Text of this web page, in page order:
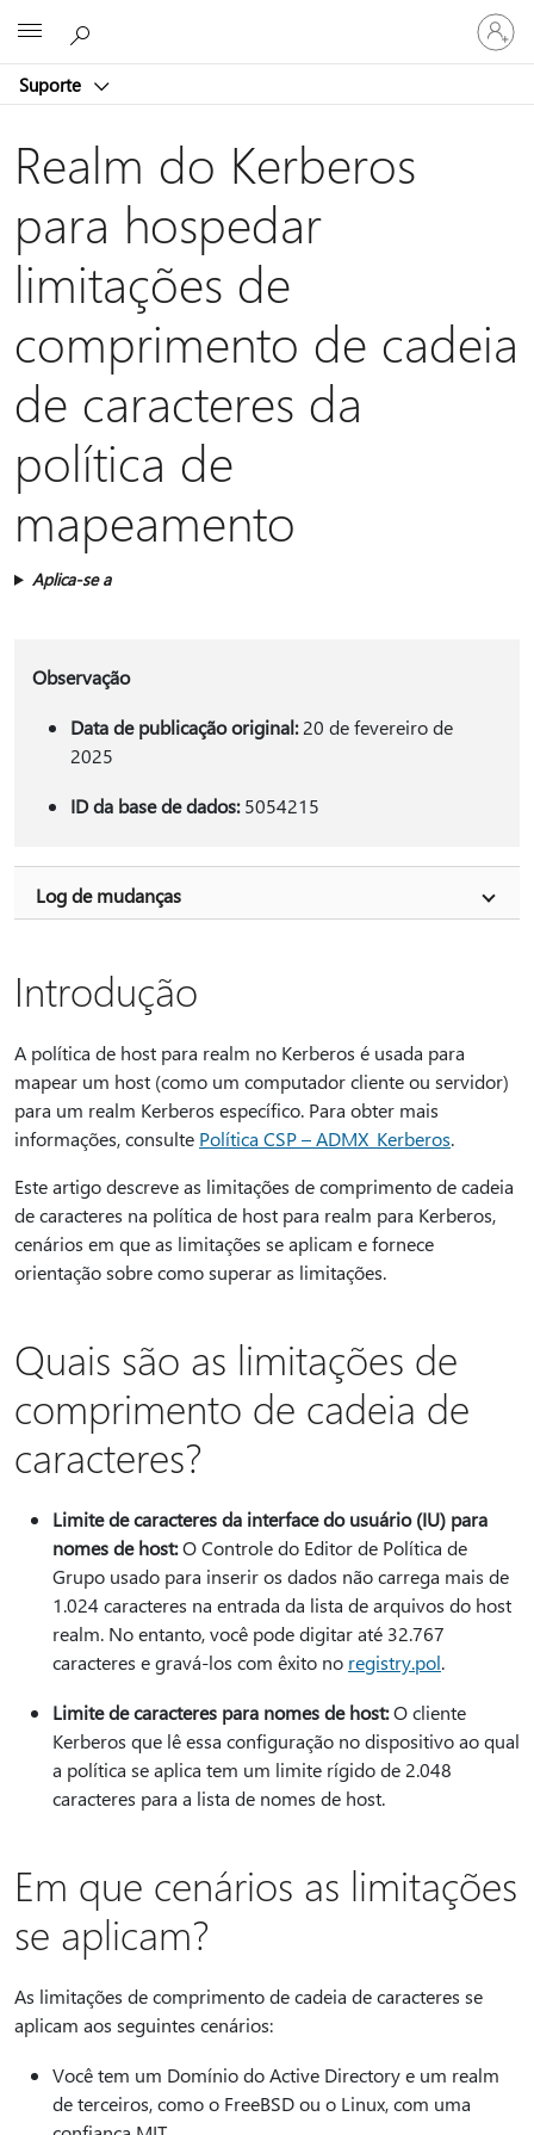
Suporte
Entre
em
sua
Realm do Kerberos
para hospedar
limitações de
comprimento de cadeia
de caracteres da
política de
mapeamento
Aplica-se a
Observação
Data de publicação original:20 de fevereiro de
2025
ID da base de dados:5054215
Log de mudanças
Introdução
A política de host para realm no Kerberos é usada para
mapear um host (como um computador cliente ou servidor)
para um realm Kerberos específico. Para obter mais
informações, consulte Política CSP – ADMX_Kerberos.
Este artigo descreve as limitações de comprimento de cadeia
de caracteres na política de host para realm para Kerberos,
cenários em que as limitações se aplicam e fornece
orientação sobre como superar as limitações.
Quais são as limitações de
comprimento de cadeia de
caracteres?
Limite de caracteres da interface do usuário (IU) para
nomes de host:O Controle do Editor de Política de
Grupo usado para inserir os dados não carrega mais de
1.024 caracteres na entrada da lista de arquivos do host
realm. No entanto, você pode digitar até 32.767
caracteres e gravá-los com êxito no registry.pol.
Limite de caracteres para nomes de host:O cliente
Kerberos que lê essa configuração no dispositivo ao qual
a política se aplica tem um limite rígido de 2.048
caracteres para a lista de nomes de host.
Em que cenários as limitações
se aplicam?
As limitações de comprimento de cadeia de caracteres se
aplicam aos seguintes cenários:
Você tem um Domínio do Active Directory e um realm
de terceiros, como o FreeBSD ou o Linux, com uma